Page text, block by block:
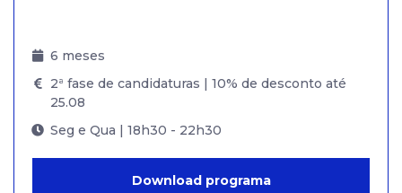
6 meses
2ª fase de candidaturas | 10% de desconto até
25.08
Seg e Qua | 18h30 - 22h30
Download programa